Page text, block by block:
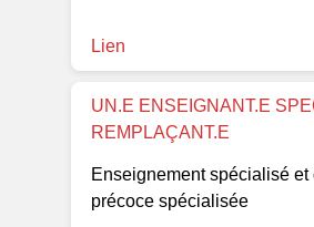
Lien
UN.E ENSEIGNANT.E
REMPLAÇANT.E
Enseignement spécialisé et
précoce spécialisée